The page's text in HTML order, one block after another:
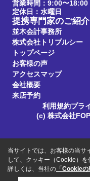
営業時間：9:00〜18:00
定休日：水曜日
提携専門家のご紹介
並木会計事務所
株式会社トリプルシー
トップページ
お客様の声
アクセスマップ
会社概要
来店予約
利用規約プラ
(c) 株式会社
当サイトでは、お客様の当サ
して、クッキー（Cookie）を
詳しくは、当社の 「Cookie